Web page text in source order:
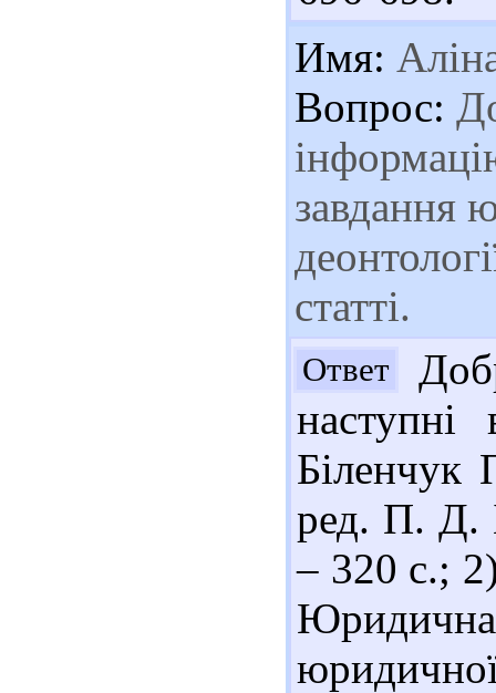
Имя:
Вопрос:
завдання
статті.
Ответ
Біленчук
ред. П. Д.
– 320 с.;